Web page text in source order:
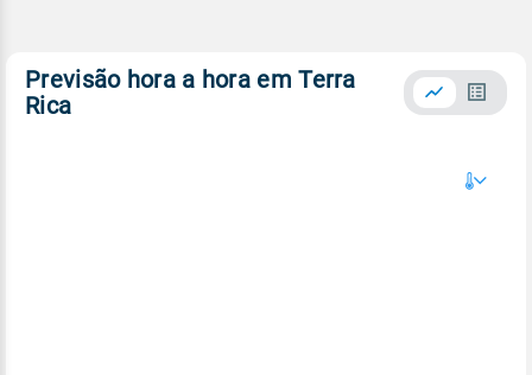
Previsão hora a hora em Terra
Rica